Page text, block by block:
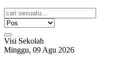
Visi Sekolah
Minggu, 09 Agu 2026